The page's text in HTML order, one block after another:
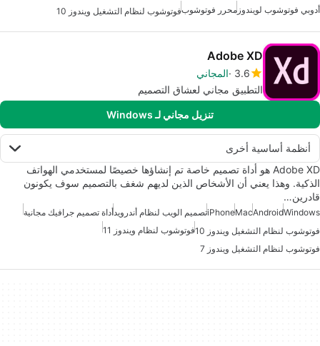
أدوبي فوتوشوب لويندوز محرر فوتوشوبفوتوشوب لنظام التشغيل ويندوز 10
Adobe XD
3.6 المجاني
التطبيق مجاني لعشاق التصميم
تنزيل مجاني لـ Windows
أنظمة أساسية أخرى
Adobe XD هو أداة تصميم خاصة تم إنشاؤها خصيصًا لمستخدمي الهواتف
الذكية. وهذا يعني أن الأشخاص الذين لديهم شغف بالتصميم سوف يكونون
قادرين…
Windows
Android
Mac
iPhoneتصميم الويب لنظام أندرويدأداة تصميم جرافيك مجانية
فوتوشوب لنظام التشغيل ويندوز 10
فوتوشوب لنظام ويندوز 11
فوتوشوب لنظام التشغيل ويندوز 7